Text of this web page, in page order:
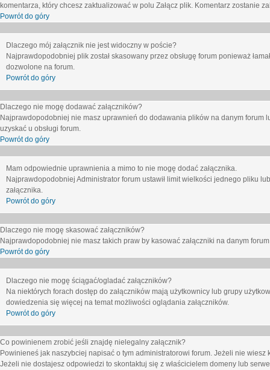
komentarza, który chcesz zaktualizować w polu Załącz plik. Komentarz zostanie
Powrót do góry
Dlaczego mój załącznik nie jest widoczny w poście?
Najprawdopodobniej plik został skasowany przez obsługę forum ponieważ
dozwolone na forum.
Powrót do góry
Dlaczego nie mogę dodawać załączników?
Najprawdopodobniej nie masz uprawnień do dodawania plików na danym forum
uzyskać u obsługi forum.
Powrót do góry
Mam odpowiednie uprawnienia a mimo to nie mogę dodać załącznika.
Najprawdopodobniej Administrator forum ustawił limit wielkości jednego pliku
załącznika.
Powrót do góry
Dlaczego nie mogę skasować załączników?
Najprawdopodobniej nie masz takich praw by kasować załączniki na danym
Powrót do góry
Dlaczego nie mogę ściągać/ogladać załączników?
Na niektórych forach dostęp do załączników mają użytkownicy lub grupy
dowiedzenia się więcej na temat możliwości oglądania załączników.
Powrót do góry
Co powinienem zrobić jeśli znajdę nielegalny załącznik?
Powinieneś jak naszybciej napisać o tym administratorowi forum. Jeżeli nie
Jeżeli nie dostajesz odpowiedzi to skontaktuj się z właścicielem domeny lub